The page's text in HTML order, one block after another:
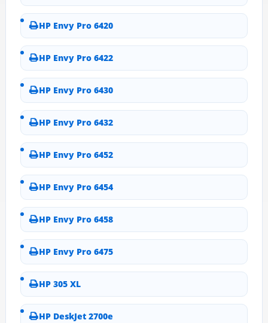
HP Envy Pro 6420
HP Envy Pro 6422
HP Envy Pro 6430
HP Envy Pro 6432
HP Envy Pro 6452
HP Envy Pro 6454
HP Envy Pro 6458
HP Envy Pro 6475
HP 305 XL
HP DeskJet 2700e